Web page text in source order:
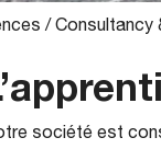
/Consultancy
société est